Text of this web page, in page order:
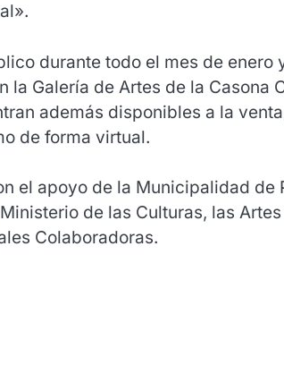
durante todo el mes de enero
la Galería de Artes de la Casona
además disponibles a la
de forma virtual.
el apoyo de la Municipalidad de
de las Culturas, las
Colaboradoras.